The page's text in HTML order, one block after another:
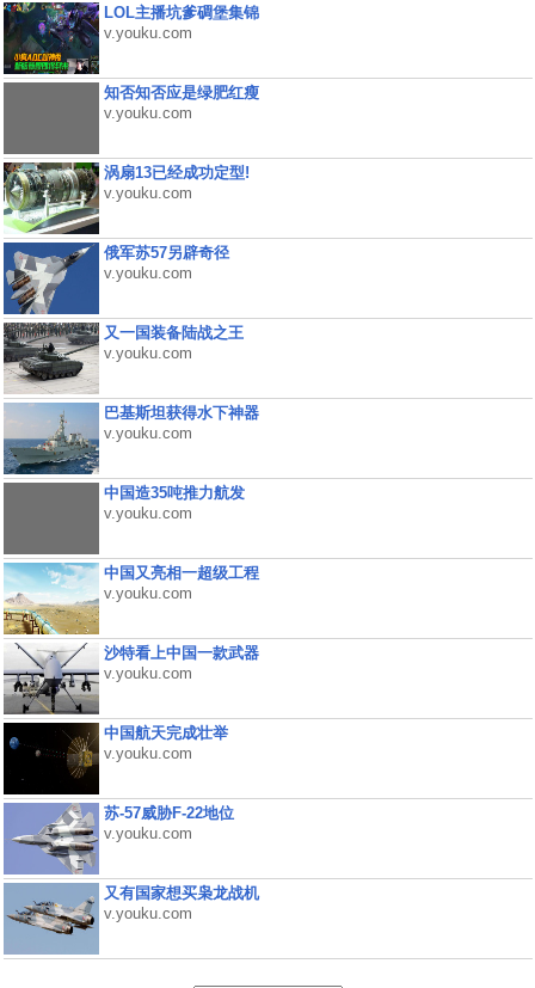
LOL主播坑爹碉堡集锦
v.youku.com
知否知否应是绿肥红瘦
v.youku.com
涡扇13已经成功定型!
v.youku.com
俄军苏57另辟奇径
v.youku.com
又一国装备陆战之王
v.youku.com
巴基斯坦获得水下神器
v.youku.com
中国造35吨推力航发
v.youku.com
中国又亮相一超级工程
v.youku.com
沙特看上中国一款武器
v.youku.com
中国航天完成壮举
v.youku.com
苏-57威胁F-22地位
v.youku.com
又有国家想买枭龙战机
v.youku.com